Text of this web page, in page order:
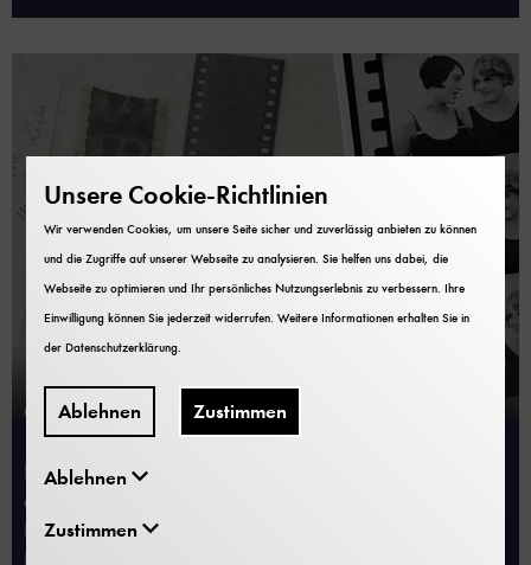
90 Jahre Flimmerkiste
Das Fernsehen wird 90 Jahre alt. Genau genommen
erfolgte vor 90 Jahren, am 26. Januar 1926, die
Demonstration der mechanischen
Unsere Cookie-Richtlinien
Wir verwenden Cookies, um unsere Seite sicher und zuverlässig anbieten zu können
und die Zugriffe auf unserer Webseite zu analysieren. Sie helfen uns dabei, die
Webseite zu optimieren und Ihr persönliches Nutzungserlebnis zu verbessern. Ihre
Einwilligung können Sie jederzeit widerrufen. Weitere Informationen erhalten Sie in
derDatenschutzerklärung
Ablehnen Zustimmen
Ablehnen
Zustimmen